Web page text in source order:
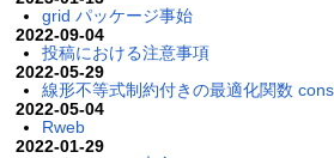
grid パッケージ事始
2022-09-04
投稿における注意事項
2022-05-29
線形不等式制約付きの最適化関数
2022-05-04
Rweb
2022-01-29